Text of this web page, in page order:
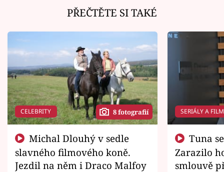
PŘEČTĚTE SI TAKÉ
CELEBRITY 8 fotografií
slavného filmového koně.
Jezdil na něm i Draco Malfoy
SERIÁLY A
Zarazilo
smlouvě